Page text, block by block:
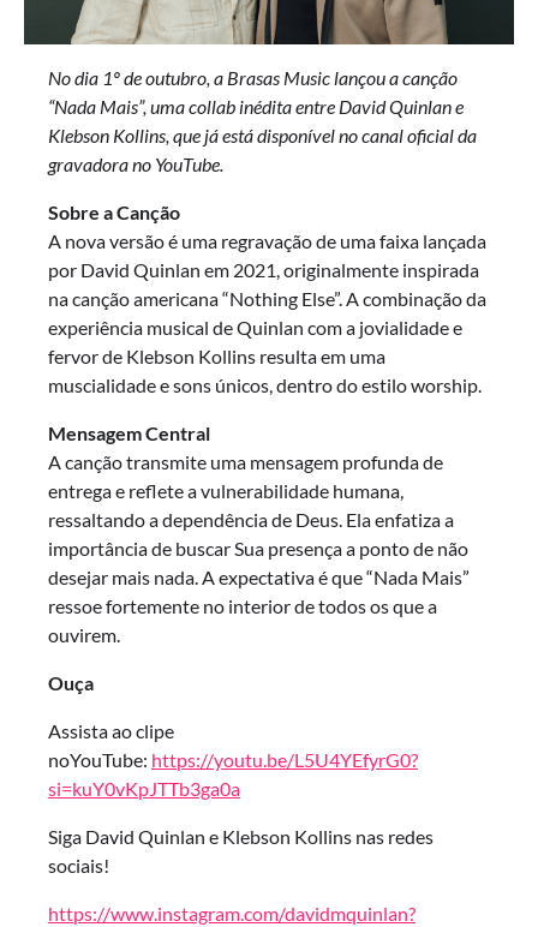
No dia 1º de outubro, a Brasas Music lançou a canção
“Nada Mais”, uma collab inédita entre David Quinlan e
Klebson Kollins, que já está disponível no canal oficial da
gravadora no YouTube.
Sobre a Canção
A nova versão é uma regravação de uma faixa lançada
por David Quinlan em 2021, originalmente inspirada
na canção americana “Nothing Else”. A combinação da
experiência musical de Quinlan com a jovialidade e
fervor de Klebson Kollins resulta em uma
muscialidade e sons únicos, dentro do estilo worship.
Mensagem Central
A canção transmite uma mensagem profunda de
entrega e reflete a vulnerabilidade humana,
ressaltando a dependência de Deus. Ela enfatiza a
importância de buscar Sua presença a ponto de não
desejar mais nada. A expectativa é que “Nada Mais”
ressoe fortemente no interior de todos os que a
ouvirem.
Ouça
Assista ao clipe
noYouTube: https://youtu.be/L5U4YEfyrG0?
si=kuY0vKpJTTb3ga0a
Siga David Quinlan e Klebson Kollins nas redes
sociais!
https://www.instagram.com/davidmquinlan?